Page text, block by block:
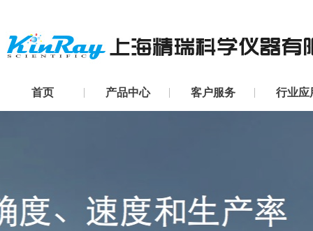
首页 产品中心 客户服务 行业应